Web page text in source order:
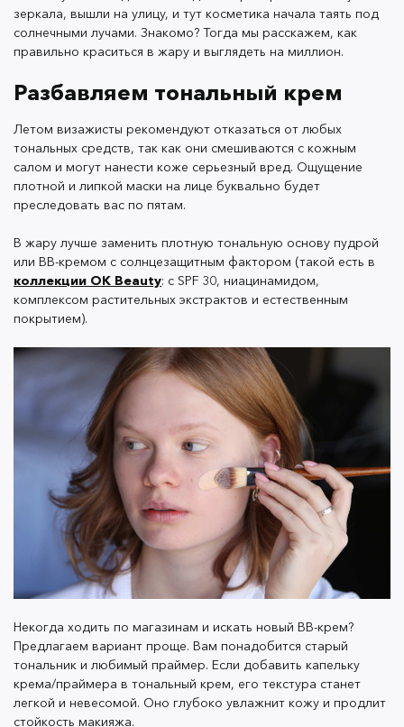
Некогда ходить по магазинам и искать новый BB-
крем? Предлагаем вариант проще. Вам понадобится
старый тональник и любимый праймер. Если
добавить капельку крема/праймера в тональный
крем, его текстура станет легкой и невесомой. Оно
глубоко увлажнит кожу и продлит стойкость
макияжа.
Кстати, в ассортименте OK Beauty есть подходящий
вариант — ухаживающее масло-праймер для лица
Prep&Care . Его состав обогащен растительными
маслами и комплексом витаминов, которые
увлажняют кожу, выравнивает тон и удерживают
влагу.
Смешивать масло с тональным кремом очень
просто:
Капните на руку немного тонального средства.
Возьмите масло OK Beauty Prep&Care и с
тональную основу.
Перемешайте кисточкой.
Нанесите смесь на кожу привычным для вас
образом.
зеркала, вышли на улицу, и тут косметика начала таять под
солнечными лучами. Знакомо? Тогда мы расскажем, как
правильно краситься в жару и выглядеть на миллион.
Разбавляем тональный крем
Летом визажисты рекомендуют отказаться от любых
тональных средств, так как они смешиваются с кожным
салом и могут нанести коже серьезный вред. Ощущение
плотной и липкой маски на лице буквально будет
преследовать вас по пятам.
В жару лучше заменить плотную тональную основу пудрой
или BB-кремом с солнцезащитным фактором (такой есть в
коллекции OK Beauty: с SPF 30, ниацинамидом,
комплексом растительных экстрактов и естественным
покрытием).
Некогда ходить по магазинам и искать новый BB-крем?
Предлагаем вариант проще. Вам понадобится старый
тональник и любимый праймер. Если добавить капельку
крема/праймера в тональный крем, его текстура станет
легкой и невесомой. Оно глубоко увлажнит кожу и продлит
стойкость макияжа.